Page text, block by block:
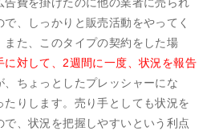
、しっかりと販売活動をやってく
た、このタイプの契約をした場
に対して、2週間に一度、状況を報告
、ちょっとしたプレッシャーにな
たりします。売り手としても状況を
、状況を把握しやすいという利点